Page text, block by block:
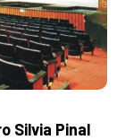
Silvia Pinal